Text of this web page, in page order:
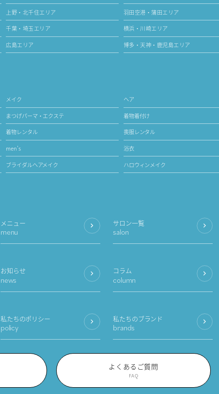
上野・北千住エリア 羽田空港・蒲田エリア
千葉・埼玉エリア 横浜・川崎エリア
広島エリア 博多・天神・鹿児島エリア
メイク ヘア
まつげパーマ・エクステ 着物着付け
着物レンタル 喪服レンタル
men's 浴衣
ブライダルヘアメイク ハロウィンメイク
サロン一覧
salon
メニュー
menu
お知らせ
news
コラム
column
私たちのポリシー
policy
私たちのブランド
brands
よくあるご質問
FAQ